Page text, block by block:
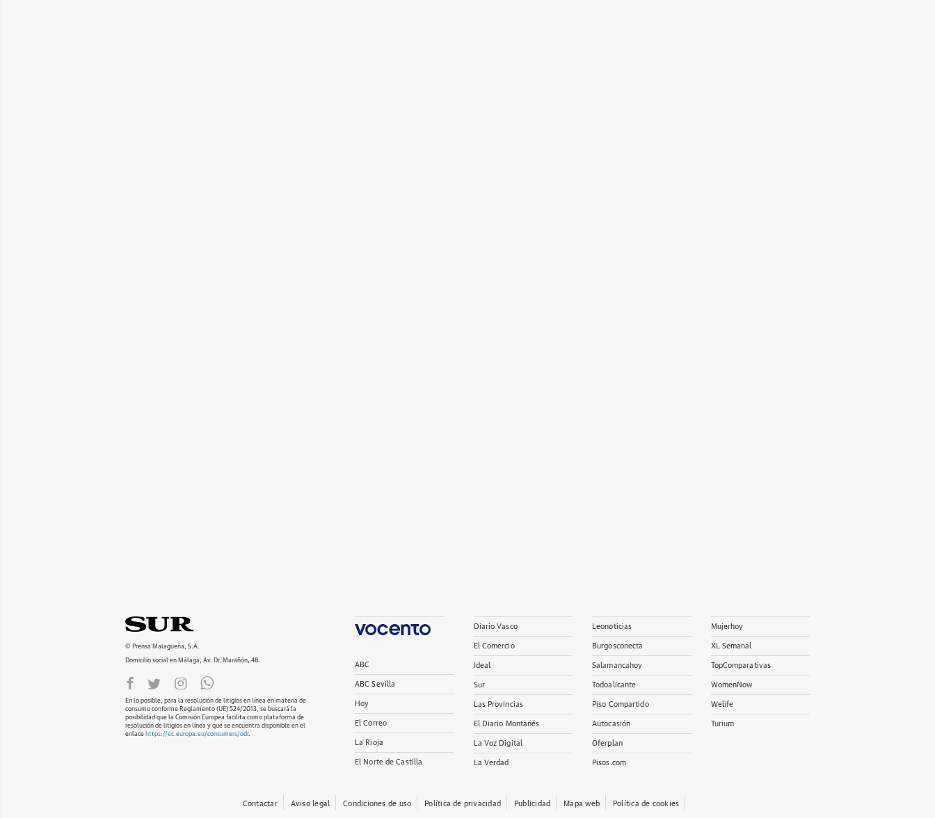
© Prensa Malagueña, S.A.
Domicilio social en Málaga, Av. Dr. Marañón, 48.
En lo posible, para la resolución de litigios en línea en materia de
consumo conforme Reglamento (UE) 524/2013, se buscará la
posibilidad que la Comisión Europea facilita como plataforma de
resolución de litigios en línea y que se encuentra disponible en el
enlace https://ec.europa.eu/consumers/odr.
ABC
ABC Sevilla
Hoy
El Correo
La Rioja
El Norte de Castilla
Diario Vasco
El Comercio
Ideal
Sur
Las Provincias
El Diario Montañés
La Voz Digital
La Verdad
Leonoticias
Burgosconecta
Salamancahoy
Todoalicante
Piso Compartido
Autocasión
Oferplan
Pisos.com
Mujerhoy
XL Semanal
TopComparativas
WomenNow
Welife
Turium
Contactar Aviso legal Condiciones de uso Política de privacidad Publicidad Mapa web Política de cookies